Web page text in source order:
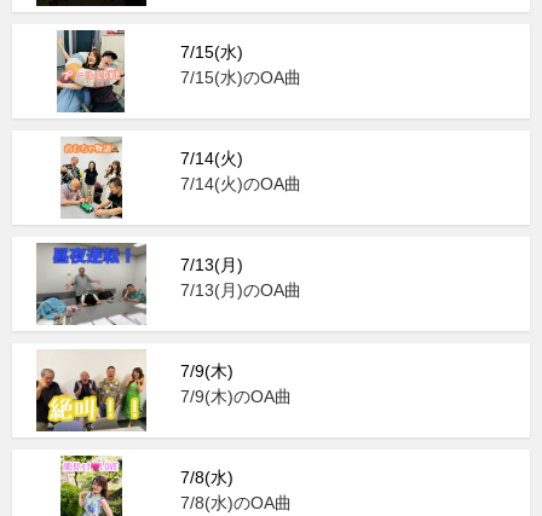
7/15(水)
7/15(水)のOA曲
7/14(火)
7/14(火)のOA曲
7/13(月)
7/13(月)のOA曲
7/9(木)
7/9(木)のOA曲
7/8(水)
7/8(水)のOA曲